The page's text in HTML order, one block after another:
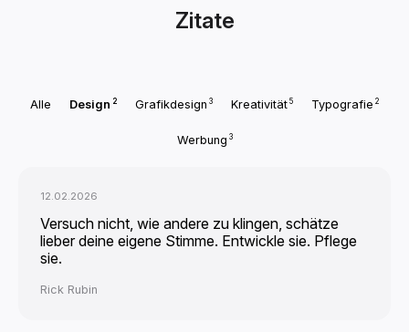
Zitate
Alle Design 2 Grafikdesign 3 Kreativität5 Typografie 2
Werbung 3
12.02.2026
Versuch nicht, wie andere zu klingen, schätze
lieber deine eigene Stimme. Entwickle sie. Pflege
sie.
Rick Rubin